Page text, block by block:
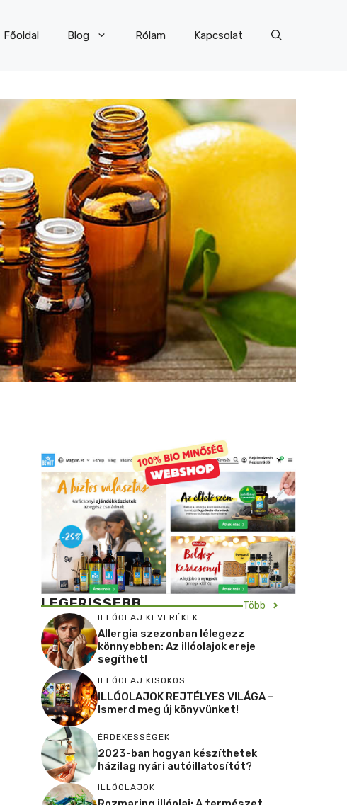
Főoldal Blog Rólam Kapcsolat
LEGFRISSEBB Több
ILLÓOLAJ KEVERÉKEK
Allergia szezonban lélegezz
könnyebben: Az illóolajok ereje
segíthet!
ILLÓOLAJ KISOKOS
ILLÓOLAJOK REJTÉLYES VILÁGA –
Ismerd meg új könyvünket!
ÉRDEKESSÉGEK
2023-ban hogyan készíthetek
házilag nyári autóillatosítót?
ILLÓOLAJOK